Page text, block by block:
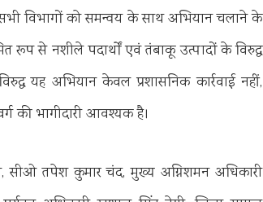
सभी विभागों को समन्वय के साथ अभियान चलाने के
रूप से नशीले पदार्थों एवं तंबाकू उत्पादों के विरुद्ध
यह अभियान केवल प्रशासनिक कार्रवाई नहीं,
की भागीदारी आवश्यक है।
सीओ तपेश कुमार चंद, मुख्य अग्निशमन अधिकारी